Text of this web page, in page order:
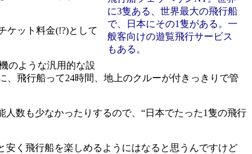
に3隻ある、世界最大の飛行船
で、日本にその1隻がある。一
般客向けの遊覧飛行サービス
もある。
ケット料金(!?)として
のような汎用的な設
飛行船って24時間、地上のクルーが付きっきりで管
数も少なかったりするので、“日本でたった1隻の飛行
く飛行船を楽しめるようにはなると思うんですけど